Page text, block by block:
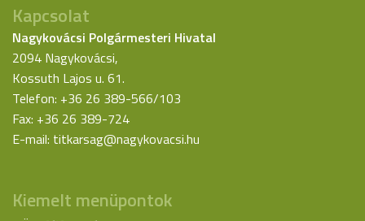
Kapcsolat
Nagykovácsi Polgármesteri Hivatal
2094 Nagykovácsi,
Kossuth Lajos u. 61.
Telefon: +36 26 389-566/103
Fax: +36 26 389-724
E-mail: titkarsag@nagykovacsi.hu
Kiemelt menüpontok